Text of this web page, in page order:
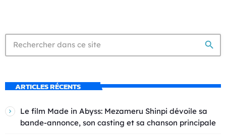
search
ARTICLES RÉCENTS
Le film Made in Abyss: Mezameru Shinpi dévoile sa
bande-annonce, son casting et sa chanson principale